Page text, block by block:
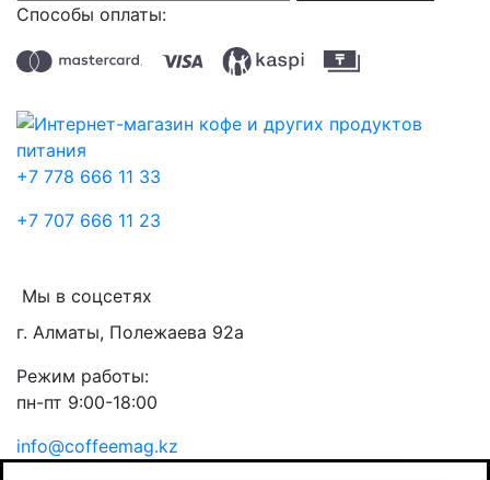
Способы оплаты:
+7 778 666 11 33
+7 707 666 11 23
Мы в соцсетях
г. Алматы, Полежаева 92а
Режим работы:
пн-пт 9:00-18:00
info@coffeemag.kz